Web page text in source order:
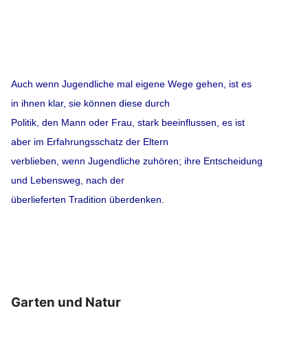
Auch wenn Jugendliche mal eigene Wege gehen, ist es
in ihnen klar, sie können diese durch
Politik, den Mann oder Frau, stark beeinflussen, es ist
aber im Erfahrungsschatz der Eltern
verblieben, wenn Jugendliche zuhören; ihre Entscheidung
und Lebensweg, nach der
überlieferten Tradition überdenken.
Garten und Natur